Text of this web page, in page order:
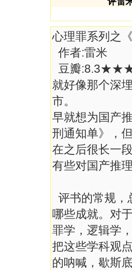
心理罪系列之《
作者:雷米
豆瓣
就好像那个深
市。
早就想为国产
刑通知单》，
在之后很长一
有些对国产推
评书的常规，
哪些成就。对
罪学，逻辑学
把这些学科观
的呐喊，歇斯